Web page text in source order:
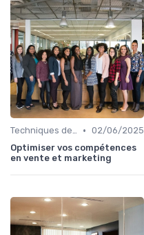
Techniques de vente • 02/06/2025
Optimiser vos compétences
en vente et marketing